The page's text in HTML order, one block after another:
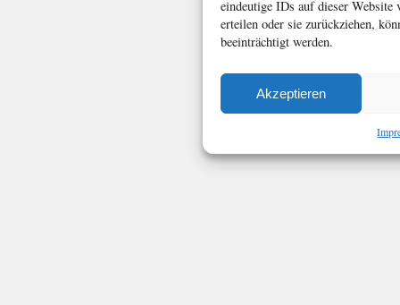
eindeutige IDs auf dieser
erteilen oder sie zurückziehen,
beeinträchtigt werden.
Akzeptieren